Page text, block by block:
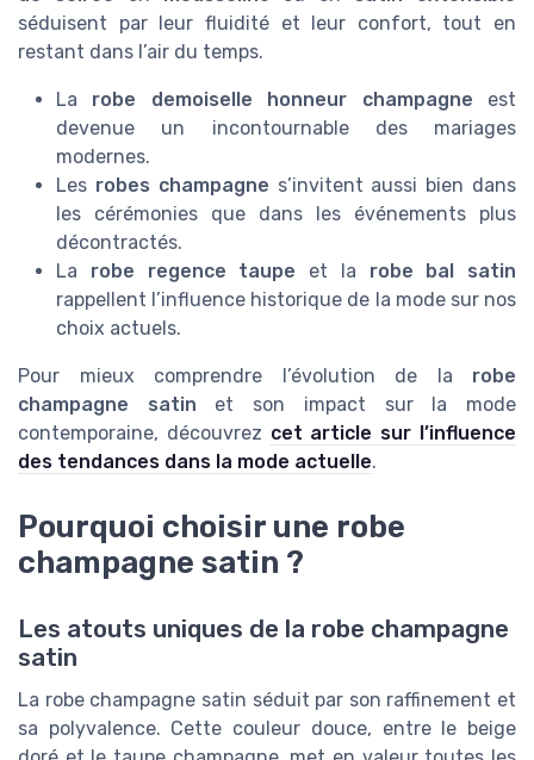
séduisent par leur fluidité et leur confort, tout en
restant dans l’air du temps.
La robe demoiselle honneur champagne est
devenue un incontournable des mariages
modernes.
Les robes champagne s’invitent aussi bien dans
les cérémonies que dans les événements plus
décontractés.
La robe regence taupe et la robe bal satin
rappellent l’influence historique de la mode sur nos
choix actuels.
Pour mieux comprendre l’évolution de la robe
champagne satin et son impact sur la mode
contemporaine, découvrez cet article sur l’influence
des tendances dans la mode actuelle.
Pourquoi choisir une robe
champagne satin ?
Les atouts uniques de la robe champagne
satin
La robe champagne satin séduit par son raffinement et
sa polyvalence. Cette couleur douce, entre le beige